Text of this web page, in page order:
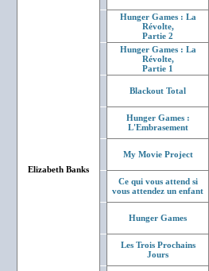
Elizabeth Banks
Hunger Games : La
Révolte,
Partie 2
Hunger Games : La
Révolte,
Partie 1
Blackout Total
Hunger Games :
L'Embrasement
My Movie Project
Ce qui vous attend si
vous attendez un enfant
Hunger Games
Les Trois Prochains
Jours